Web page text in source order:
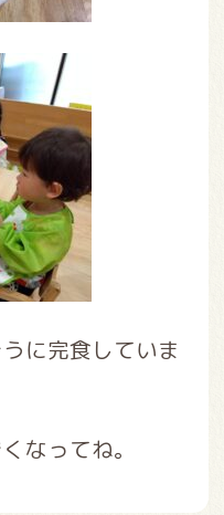
に完食していま
なってね。